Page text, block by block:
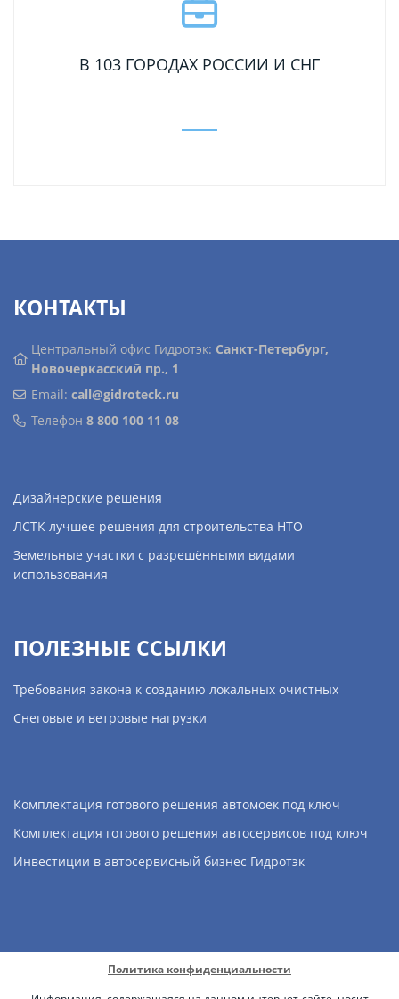
В 103 ГОРОДАХ РОССИИ И СНГ
КОНТАКТЫ
Центральный офис Гидротэк: Санкт-Петербург,
Новочеркасский пр., 1
Email: call@gidroteck.ru
Телефон 8 800 100 11 08
Дизайнерские решения
ЛСТК лучшее решения для строительства НТО
Земельные участки с разрешёнными видами
использования
ПОЛЕЗНЫЕ ССЫЛКИ
Требования закона к созданию локальных очистных
Снеговые и ветровые нагрузки
Комплектация готового решения автомоек под ключ
Комплектация готового решения автосервисов под ключ
Инвестиции в автосервисный бизнес Гидротэк
Политика конфиденциальности